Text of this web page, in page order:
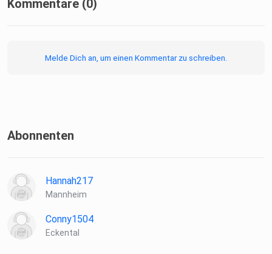
Kommentare (0)
Melde Dich an, um einen Kommentar zu schreiben.
Abonnenten
Hannah217
Mannheim
Conny1504
Eckental